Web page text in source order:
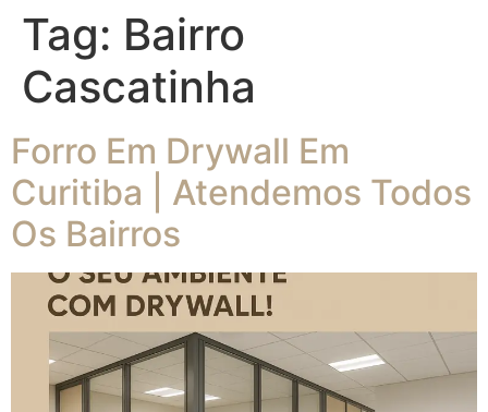
Tag: Bairro
Cascatinha
Forro Em Drywall Em
Curitiba | Atendemos Todos
Os Bairros